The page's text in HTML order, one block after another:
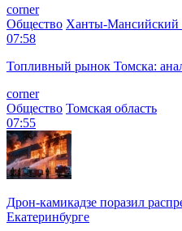
corner
Общество Ханты-Мансийский
07:58
Топливный рынок Томска:
corner
Общество Томская область
07:55
Дрон-камикадзе поразил
Екатеринбурге